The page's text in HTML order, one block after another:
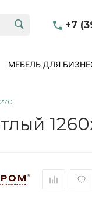
+7
МЕБЕЛЬ ДЛЯ